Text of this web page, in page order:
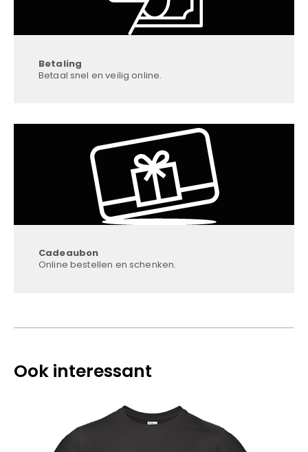
Betaling
Betaal snel en veilig online.
Cadeaubon
Online bestellen en schenken.
Ook interessant